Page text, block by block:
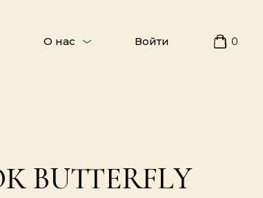
О нас Войти 0
BUTTERFLY